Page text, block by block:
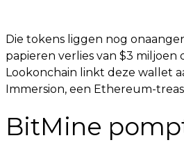
Die tokens liggen nog
papieren verlies van $3 miljoen
Lookonchain linkt deze wallet
Immersion, een Ethereum-
BitMine